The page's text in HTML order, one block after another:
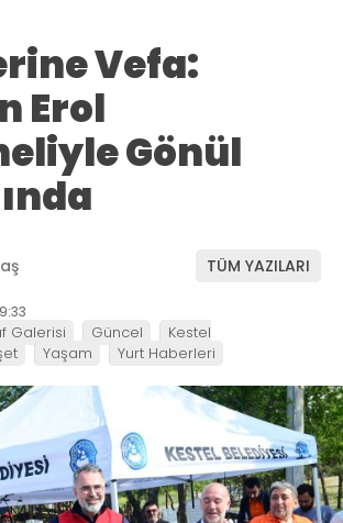
Vefa:
Erol
Gönül
TÜM YAZILARI
Galerisi Güncel
Kestel
Yaşam Yurt Haberleri